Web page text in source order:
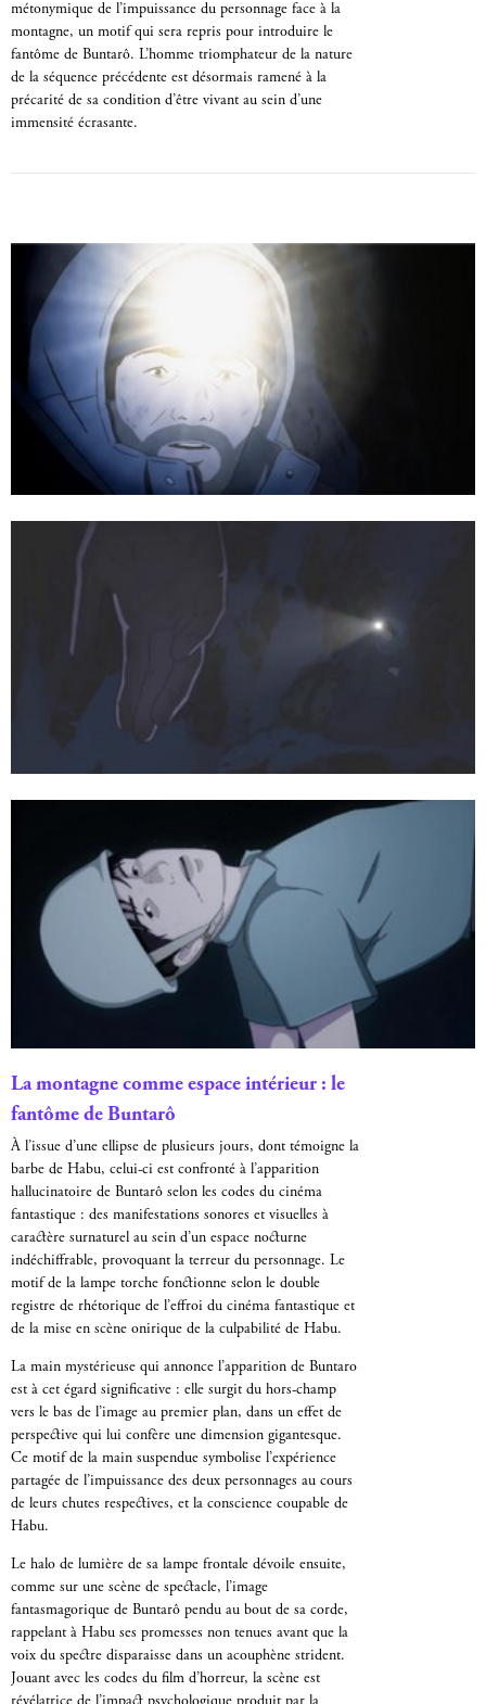
métonymique de l’impuissance du personnage face à la
montagne, un motif qui sera repris pour introduire le
fantôme de Buntarô. L’homme triomphateur de la nature
de la séquence précédente est désormais ramené à la
précarité de sa condition d’être vivant au sein d’une
immensité écrasante.
La montagne comme espace intérieur : le
fantôme de Buntarô
À l’issue d’une ellipse de plusieurs jours, dont témoigne la
barbe de Habu, celui-ci est confronté à l’apparition
hallucinatoire de Buntarô selon les codes du cinéma
fantastique : des manifestations sonores et visuelles à
caractère surnaturel au sein d’un espace nocturne
indéchiffrable, provoquant la terreur du personnage. Le
motif de la lampe torche fonctionne selon le double
registre de rhétorique de l’effroi du cinéma fantastique et
de la mise en scène onirique de la culpabilité de Habu.
La main mystérieuse qui annonce l’apparition de Buntaro
est à cet égard significative : elle surgit du hors-champ
vers le bas de l’image au premier plan, dans un effet de
perspective qui lui confère une dimension gigantesque.
Ce motif de la main suspendue symbolise l’expérience
partagée de l’impuissance des deux personnages au cours
de leurs chutes respectives, et la conscience coupable de
Habu.
Le halo de lumière de sa lampe frontale dévoile ensuite,
comme sur une scène de spectacle, l’image
fantasmagorique de Buntarô pendu au bout de sa corde,
rappelant à Habu ses promesses non tenues avant que la
voix du spectre disparaisse dans un acouphène strident.
Jouant avec les codes du film d’horreur, la scène est